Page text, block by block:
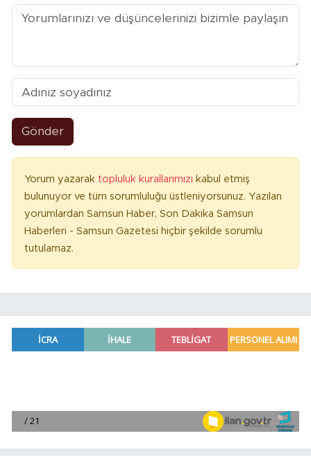
Gönder
Yorum yazarak topluluk kurallarımızı kabul etmiş
bulunuyor ve tüm sorumluluğu üstleniyorsunuz. Yazılan
yorumlardan Samsun Haber, Son Dakika Samsun
Haberleri - Samsun Gazetesi hiçbir şekilde sorumlu
tutulamaz.